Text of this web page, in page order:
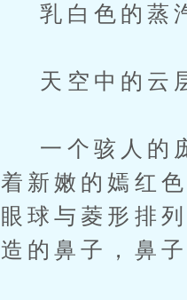
乳白色的蒸汽
天空中的云
一个骇人的庞
着新嫩的嫣红
眼球与菱形排
造的鼻子，鼻